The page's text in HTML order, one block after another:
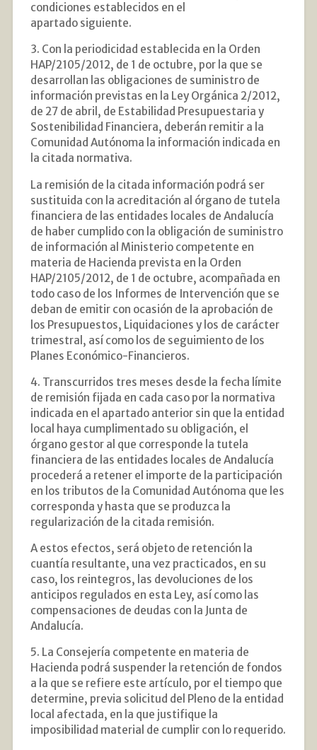
condiciones establecidos en el
apartado siguiente.
3. Con la periodicidad establecida en la Orden
HAP/2105/2012, de 1 de octubre, por la que se
desarrollan las obligaciones de suministro de
información previstas en la Ley Orgánica 2/2012,
de 27 de abril, de Estabilidad Presupuestaria y
Sostenibilidad Financiera, deberán remitir a la
Comunidad Autónoma la información indicada en
la citada normativa.
La remisión de la citada información podrá ser
sustituida con la acreditación al órgano de tutela
financiera de las entidades locales de Andalucía
de haber cumplido con la obligación de suministro
de información al Ministerio competente en
materia de Hacienda prevista en la Orden
HAP/2105/2012, de 1 de octubre, acompañada en
todo caso de los Informes de Intervención que se
deban de emitir con ocasión de la aprobación de
los Presupuestos, Liquidaciones y los de carácter
trimestral, así como los de seguimiento de los
Planes Económico-Financieros.
4. Transcurridos tres meses desde la fecha límite
de remisión fijada en cada caso por la normativa
indicada en el apartado anterior sin que la entidad
local haya cumplimentado su obligación, el
órgano gestor al que corresponde la tutela
financiera de las entidades locales de Andalucía
procederá a retener el importe de la participación
en los tributos de la Comunidad Autónoma que les
corresponda y hasta que se produzca la
regularización de la citada remisión.
A estos efectos, será objeto de retención la
cuantía resultante, una vez practicados, en su
caso, los reintegros, las devoluciones de los
anticipos regulados en esta Ley, así como las
compensaciones de deudas con la Junta de
Andalucía.
5. La Consejería competente en materia de
Hacienda podrá suspender la retención de fondos
a la que se refiere este artículo, por el tiempo que
determine, previa solicitud del Pleno de la entidad
local afectada, en la que justifique la
imposibilidad material de cumplir con lo requerido.